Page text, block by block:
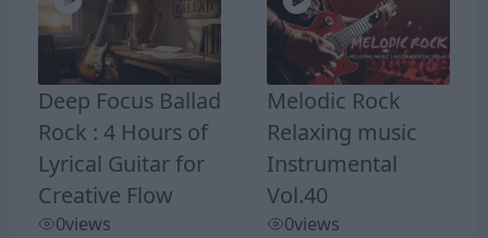
Deep Focus Ballad
Rock : 4 Hours of
Lyrical Guitar for
Creative Flow
0views
Melodic Rock
Relaxing music
Instrumental
Vol.40
0views